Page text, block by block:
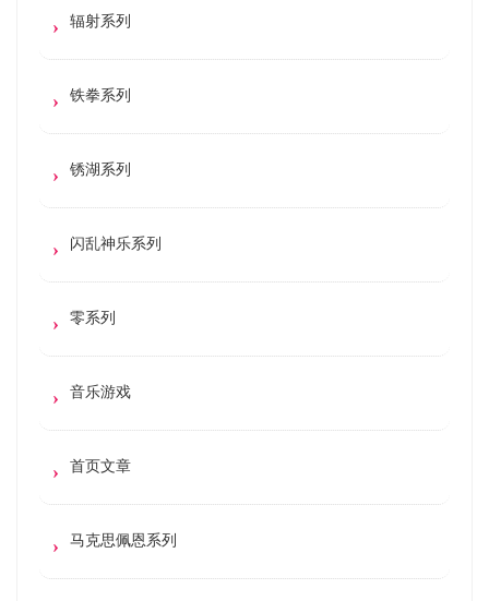
辐射系列
铁拳系列
锈湖系列
闪乱神乐系列
零系列
音乐游戏
首页文章
马克思佩恩系列